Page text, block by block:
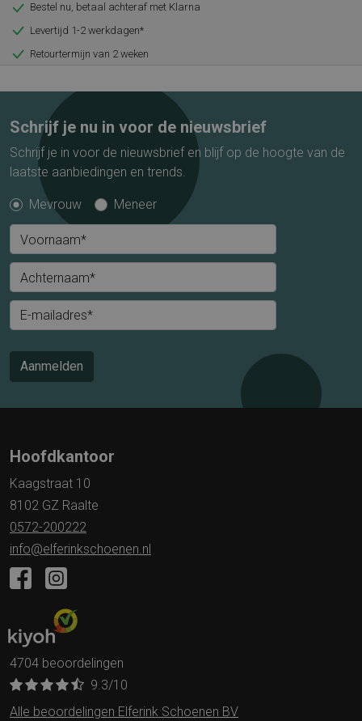
Bestel nu, betaal achteraf met Klarna
Levertijd 1-2 werkdagen*
Retourtermijn van 2 weken
Schrijf je nu in voor de nieuwsbrief
Schrijf je in voor de nieuwsbrief en blijf op de hoogte van de
laatste aanbiedingen en trends.
Mevrouw Meneer
Voornaam*
Achternaam*
E-mailadres*
Aanmelden
Hoofdkantoor
Kaagstraat 10
8102 GZ Raalte
0572-200222
info@elferinkschoenen.nl
4704 beoordelingen
9.3/10
Alle beoordelingen Elferink Schoenen BV